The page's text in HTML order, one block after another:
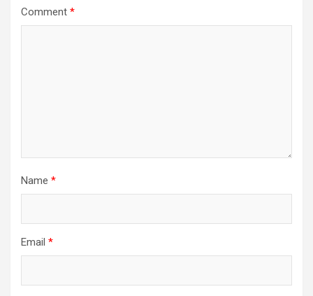
Comment *
Name *
Email *